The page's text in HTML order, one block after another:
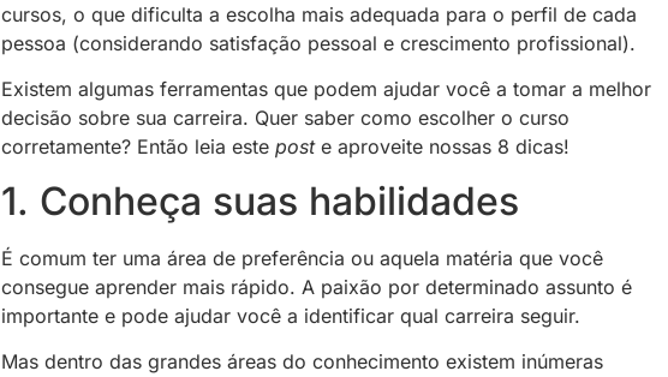
cursos, o que dificulta a escolha mais adequada para o perfil de cada
pessoa (considerando satisfação pessoal e crescimento profissional).
Existem algumas ferramentas que podem ajudar você a tomar a melhor
decisão sobre sua carreira. Quer saber como escolher o curso
corretamente? Então leia este poste aproveite nossas 8 dicas!
1. Conheça suas habilidades
É comum ter uma área de preferência ou aquela matéria que você
consegue aprender mais rápido. A paixão por determinado assunto é
importante e pode ajudar você a identificar qual carreira seguir.
Mas dentro das grandes áreas do conhecimento existem inúmeras